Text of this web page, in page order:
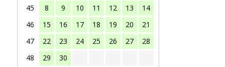
45
8 9 10 11 12 13
14
46
15 16 17 18 19 20
21
47
22 23 24 25 26 27
28
48
29 30